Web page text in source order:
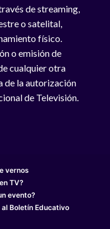
de streaming,
o satelital,
físico.
o emisión de
cualquier otra
de la autorización
de Televisión.
vernos
TV?
evento?
Boletín Educativo